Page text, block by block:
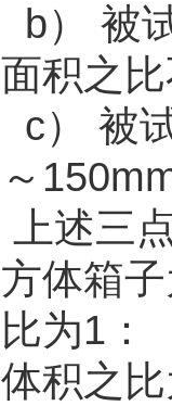
b） 被
面积之
c） 被
～
上述三
方体箱
比为1：
体积之